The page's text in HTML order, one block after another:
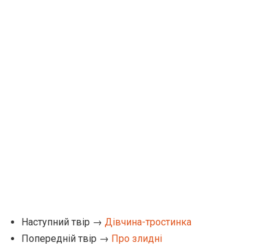
Наступний твір → Дівчина-тростинка
Попередній твір → Про злидні